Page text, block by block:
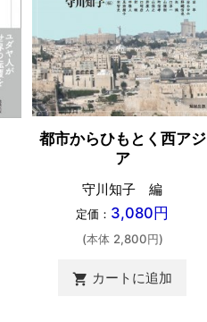
都市からひもとく西アジ
ア
守川知子 編
定価： 3,080円
(本体 2,800円)
shopping_cart カートに追加